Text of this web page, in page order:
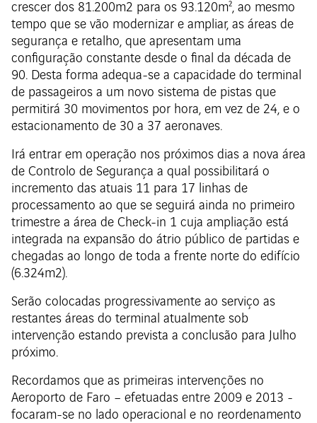
crescer dos 81.200m2 para os 93.120m², ao mesmo
tempo que se vão modernizar e ampliar, as áreas de
segurança e retalho, que apresentam uma
configuração constante desde o final da década de
90. Desta forma adequa-se a capacidade do terminal
de passageiros a um novo sistema de pistas que
permitirá 30 movimentos por hora, em vez de 24, e o
estacionamento de 30 a 37 aeronaves.
Irá entrar em operação nos próximos dias a nova área
de Controlo de Segurança a qual possibilitará o
incremento das atuais 11 para 17 linhas de
processamento ao que se seguirá ainda no primeiro
trimestre a área de Check-in 1 cuja ampliação está
integrada na expansão do átrio público de partidas e
chegadas ao longo de toda a frente norte do edifício
(6.324m2).
Serão colocadas progressivamente ao serviço as
restantes áreas do terminal atualmente sob
intervenção estando prevista a conclusão para Julho
próximo.
Recordamos que as primeiras intervenções no
Aeroporto de Faro – efetuadas entre 2009 e 2013 -
focaram-se no lado operacional e no reordenamento